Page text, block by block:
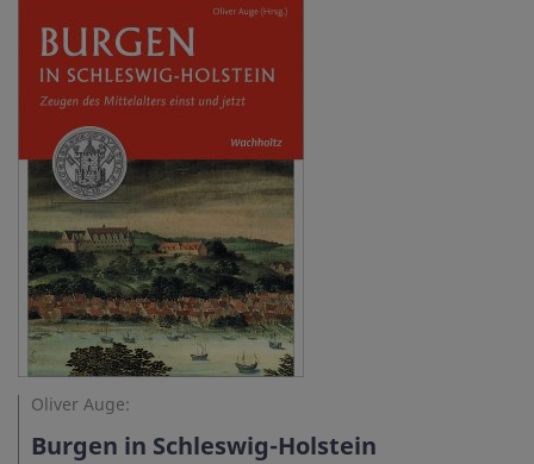
Oliver Auge:
Burgen in Schleswig-Holstein